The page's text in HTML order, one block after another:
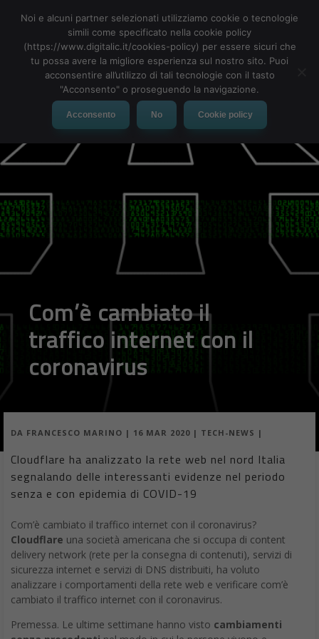
MENU
Com’è cambiato il
traffico internet con il
coronavirus
DA FRANCESCO MARINO | 16 MAR 2020 | TECH-NEWS |
Cloudflare ha analizzato la rete web nel nord Italia
segnalando delle interessanti evidenze nel periodo
senza e con epidemia di COVID-19
Com’è cambiato il traffico internet con il coronavirus?
Cloudflare una società americana che si occupa di content
delivery network (rete per la consegna di contenuti), servizi di
sicurezza internet e servizi di DNS distribuiti, ha voluto
analizzare i comportamenti della rete web e verificare com’è
cambiato il traffico internet con il coronavirus.
Premessa. Le ultime settimane hanno visto cambiamenti
Noi e alcuni partner selezionati utilizziamo cookie o tecnologie
simili come specificato nella cookie policy
(https://www.digitalic.it/cookies-policy) per essere sicuri che
tu possa avere la migliore esperienza sul nostro sito. Puoi
acconsentire all’utilizzo di tali tecnologie con il tasto
"Acconsento" o proseguendo la navigazione.
Acconsento No Cookie policy